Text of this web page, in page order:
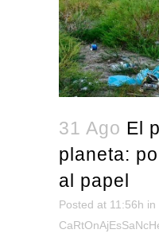
31 Ago El
planeta:
al papel
Posted at 11:56h in